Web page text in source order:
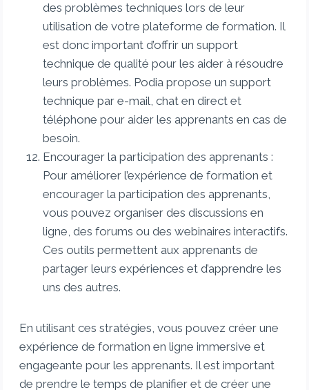
des problèmes techniques lors de leur
utilisation de votre plateforme de formation. Il
est donc important d’offrir un support
technique de qualité pour les aider à résoudre
leurs problèmes. Podia propose un support
technique par e-mail, chat en direct et
téléphone pour aider les apprenants en cas de
besoin.
Encourager la participation des apprenants :
Pour améliorer l’expérience de formation et
encourager la participation des apprenants,
vous pouvez organiser des discussions en
ligne, des forums ou des webinaires interactifs.
Ces outils permettent aux apprenants de
partager leurs expériences et d’apprendre les
uns des autres.
En utilisant ces stratégies, vous pouvez créer une
expérience de formation en ligne immersive et
engageante pour les apprenants. Il est important
de prendre le temps de planifier et de créer une